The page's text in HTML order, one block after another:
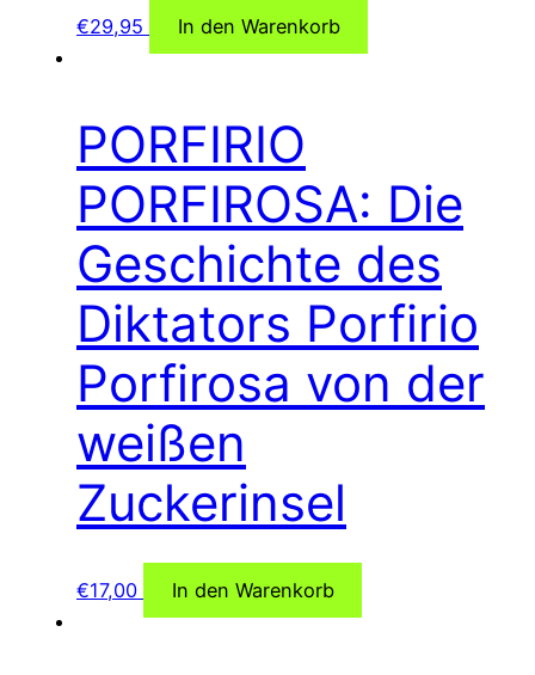
€29,95 In den Warenkorb
PORFIRIO
PORFIROSA: Die
Geschichte des
Diktators Porfirio
Porfirosa von der
weißen
Zuckerinsel
€17,00 In den Warenkorb